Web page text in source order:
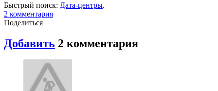
Быстрый поиск: Дата-центры.
2 комментария
Поделиться
Добавить 2 комментария